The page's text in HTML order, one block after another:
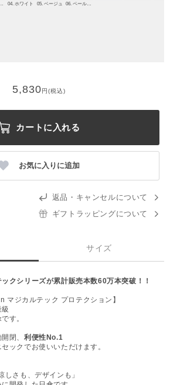
04. ホワイト 05. ベージュ
5,830円(税込)
カートに入れる
お気に入りに追加
返品・キャンセルについて
ギフトラッピングについて
サイズ
クシリーズが累計販売本数60万本突破！！
マジカルテック プロテクション】
す。
閉、 利便性No.1
ックでお使いいただけます。
しさも、デザインも」